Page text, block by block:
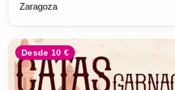
Zaragoza
Desde 10 €